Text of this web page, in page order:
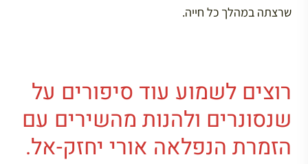
שרצתה במהלך כל חייה.
רוצים לשמוע עוד סיפורים על
שנסונרים ולהנות מהשירים עם
הזמרת הנפלאה אורי יחזק-אל.